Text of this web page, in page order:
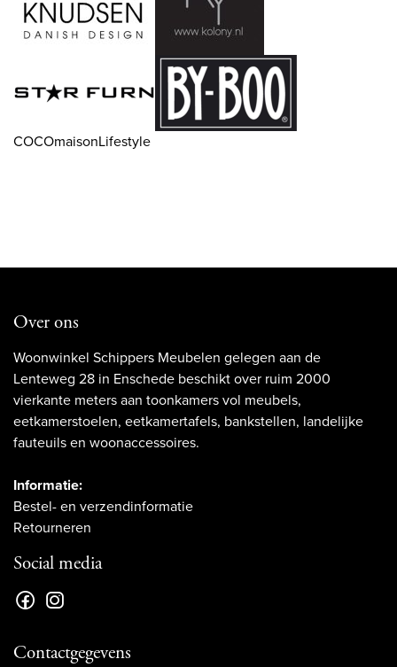
COCOmaisonLifestyle
Over ons
Woonwinkel Schippers Meubelen gelegen aan de
Lenteweg 28 in Enschede beschikt over ruim 2000
vierkante meters aan toonkamers vol meubels,
eetkamerstoelen, eetkamertafels, bankstellen, landelijke
fauteuils en woonaccessoires.
Informatie:
Bestel- en verzendinformatie
Retourneren
Social media
Contactgegevens